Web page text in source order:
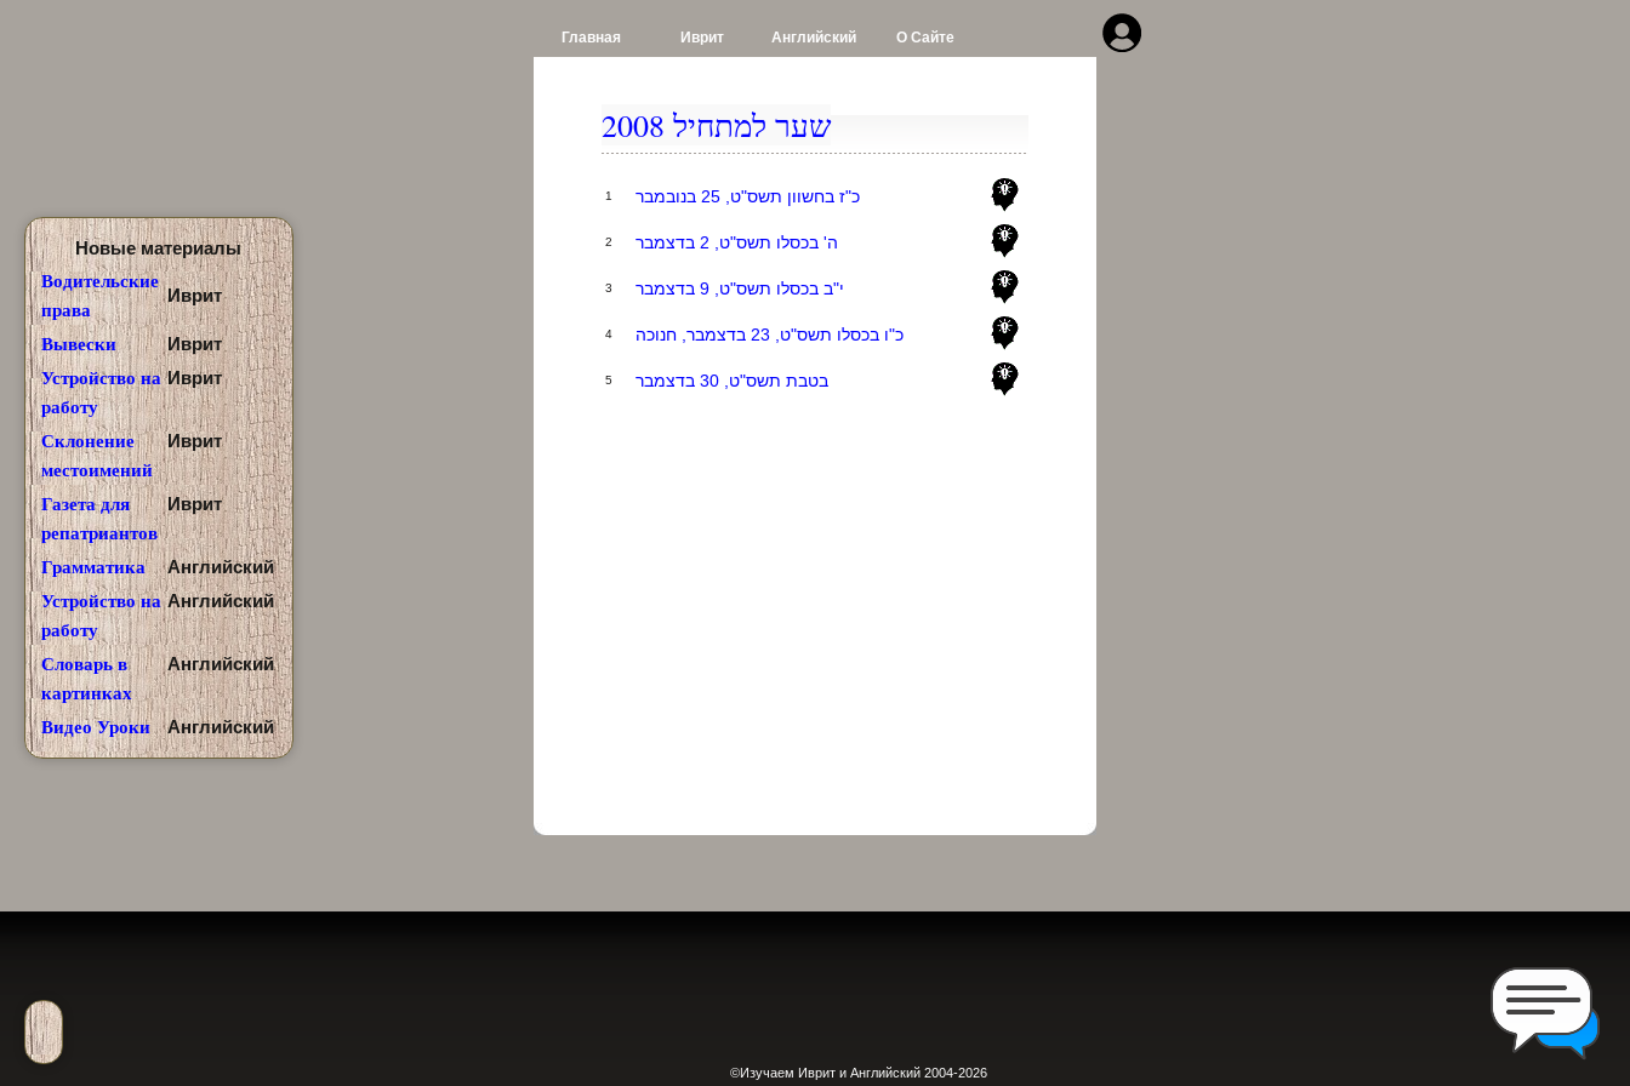
Главная Иврит Английский О Сайте
Новые материалы
Водительские
права
Иврит
Вывески Иврит
Устройство на
работу
Иврит
Склонение
местоимений
Иврит
Газета для
репатриантов
Иврит
Грамматика Английский
Устройство на
работу
Английский
Словарь в
картинках
Английский
Видео Уроки Английский
שער למתחיל 2008
1 כ"ז בחשוון תשס"ט, 25 בנובמבר
2 ה' בכסלו תשס"ט, 2 בדצמבר
3 י"ב בכסלו תשס"ט, 9 בדצמבר
4 כ"ו בכסלו תשס"ט, 23 בדצמבר, חנוכה
5 בטבת תשס"ט, 30 בדצמבר
©Изучаем Иврит и Английский 2004-2026